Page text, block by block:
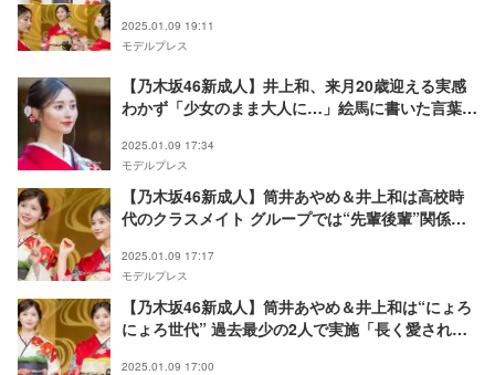
2025.01.09 19:11
モデルプレス
【乃木坂46新成人】井上和、来月20歳迎える実感
わかず「少女のまま大人に…」絵馬に書いた言葉と
2025.01.09 17:34
モデルプレス
【乃木坂46新成人】筒井あやめ＆井上和は高校時
代のクラスメイト グループでは“先輩後輩”関係も
2025.01.09 17:17
モデルプレス
【乃木坂46新成人】筒井あやめ＆井上和は“にょろ
にょろ世代” 過去最少の2人で実施「長く愛される
2025.01.09 17:00